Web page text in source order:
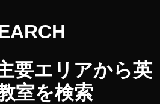
要エリアから英
室を検索